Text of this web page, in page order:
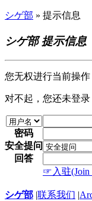
シゲ部 » 提示信息
シゲ部 提示信息
您无权进行当前操作
对不起，您还未登录
密码
安全提问
回答
☞入驻(Join
シゲ部 |联系我们 |